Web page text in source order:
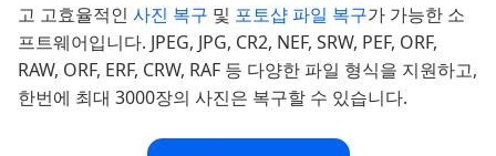
고 고효율적인 사진 복구 및 포토샵 파일 복구가 가능한 소
프트웨어입니다. JPEG, JPG, CR2, NEF, SRW, PEF, ORF,
RAW, ORF, ERF, CRW, RAF 등 다양한 파일 형식을 지원하고,
한번에 최대 3000장의 사진은 복구할 수 있습니다.